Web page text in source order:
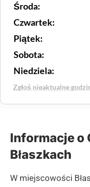
Środa:
Czwartek:
Piątek:
Sobota:
Niedziela:
Zgłoś nieaktualne
Informacje o
Błaszkach
W miejscowości